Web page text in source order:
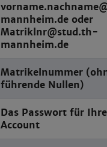
mannheim.de oder
Matriklnr@stud.th-
mannheim.de
Matrikelnummer
führende Nullen)
Das Passwort für
Account